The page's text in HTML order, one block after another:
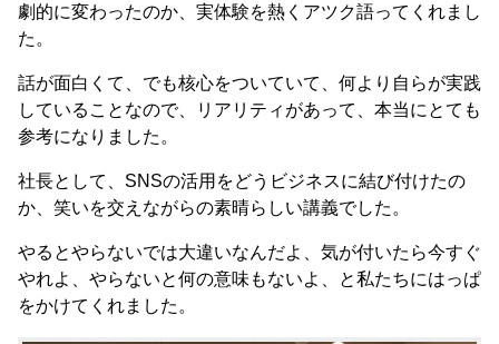
劇的に変わったのか、実体験を熱くアツク語ってくれまし
た。
話が面白くて、でも核心をついていて、何より自らが実践
していることなので、リアリティがあって、本当にとても
参考になりました。
社長として、SNSの活用をどうビジネスに結び付けたの
か、笑いを交えながらの素晴らしい講義でした。
やるとやらないでは大違いなんだよ、気が付いたら今すぐ
やれよ、やらないと何の意味もないよ、と私たちにはっぱ
をかけてくれました。